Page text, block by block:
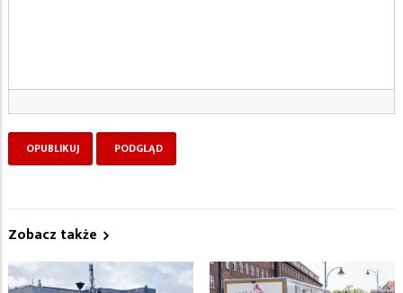
Zobacz także